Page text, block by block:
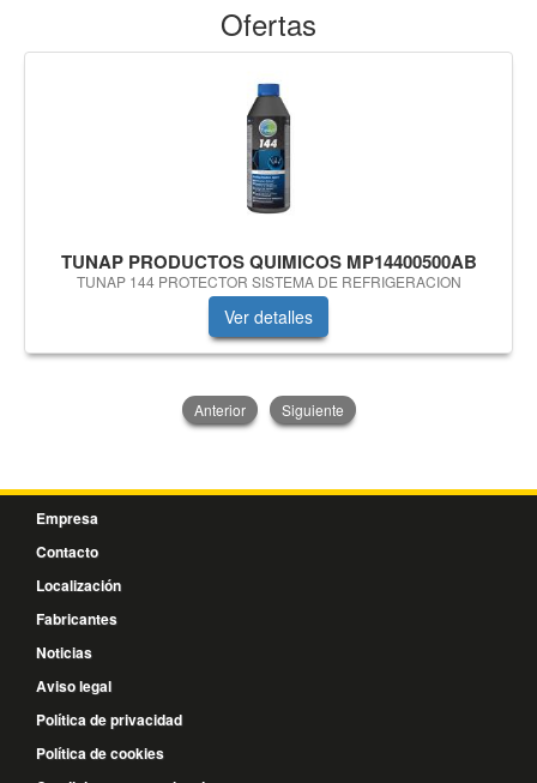
Ofertas
TUNAP PRODUCTOS QUIMICOS MP14400500AB
TUNAP 144 PROTECTOR SISTEMA DE REFRIGERACION
Ver detalles
Anterior Siguiente
Empresa
Contacto
Localización
Fabricantes
Noticias
Aviso legal
Política de privacidad
Política de cookies